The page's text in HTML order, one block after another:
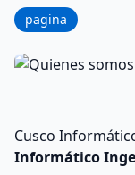
pagina
Cusco
Informático